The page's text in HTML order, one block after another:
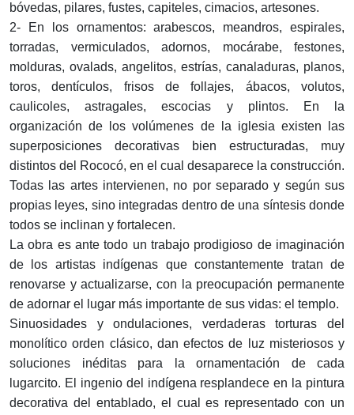
bóvedas, pilares, fustes, capiteles, cimacios, artesones.
2- En los ornamentos: arabescos, meandros, espirales,
torradas, vermiculados, adornos, mocárabe, festones,
molduras, ovalads, angelitos, estrías, canaladuras, planos,
toros, dentículos, frisos de follajes, ábacos, volutos,
caulicoles, astragales, escocias y plintos. En la
organización de los volúmenes de la iglesia existen las
superposiciones decorativas bien estructuradas, muy
distintos del Rococó, en el cual desaparece la construcción.
Todas las artes intervienen, no por separado y según sus
propias leyes, sino integradas dentro de una síntesis donde
todos se inclinan y fortalecen.
La obra es ante todo un trabajo prodigioso de imaginación
de los artistas indígenas que constantemente tratan de
renovarse y actualizarse, con la preocupación permanente
de adornar el lugar más importante de sus vidas: el templo.
Sinuosidades y ondulaciones, verdaderas torturas del
monolítico orden clásico, dan efectos de luz misteriosos y
soluciones inéditas para la ornamentación de cada
lugarcito. El ingenio del indígena resplandece en la pintura
decorativa del entablado, el cual es representado con un